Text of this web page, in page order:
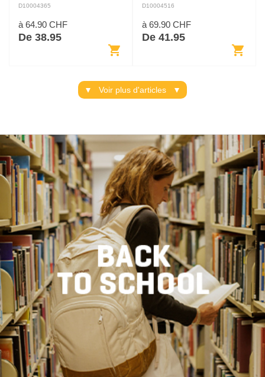
le quotidien, avec un format
essentiels, les accessoires et le
matériel personnel.
D10004365
à 64.90 CHF
De 38.95
shopping_cart
avec un format pratique pour
accessoires et le matériel
personnel.
D10004516
à 69.90 CHF
De 41.95
shopping_cart
Voir plus d'articles